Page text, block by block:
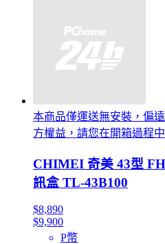
本商品僅運送無安裝，偏
方權益，請您在開箱過程
CHIMEI 奇美 43型
訊盒 TL-43B100
$8,890
$9,900
P幣